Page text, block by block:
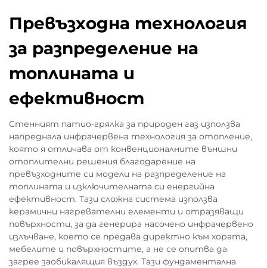
Превъзходна технология
за разпределение на
топлината и
ефективност
Стенният патио-грялка за природен газ използва
напреднала инфрачервена технология за отопление,
която я отличава от конвенционалните външни
отоплителни решения благодарение на
превъзходните си модели на разпределение на
топлината и изключителната си енергийна
ефективност. Тази сложна система използва
керамични нагревателни елементи и отразяващи
повърхности, за да генерира насочено инфрачервено
излъчване, което се предава директно към хората,
мебелите и повърхностите, а не се опитва да
загрее заобикалящия въздух. Тази фундаментална